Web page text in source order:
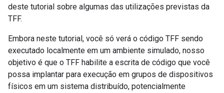
deste tutorial sobre algumas das utilizações previstas da
TFF.
Embora neste tutorial, você só verá o código TFF sendo
executado localmente em um ambiente simulado, nosso
objetivo é que o TFF habilite a escrita de código que você
possa implantar para execução em grupos de dispositivos
físicos em um sistema distribuído, potencialmente